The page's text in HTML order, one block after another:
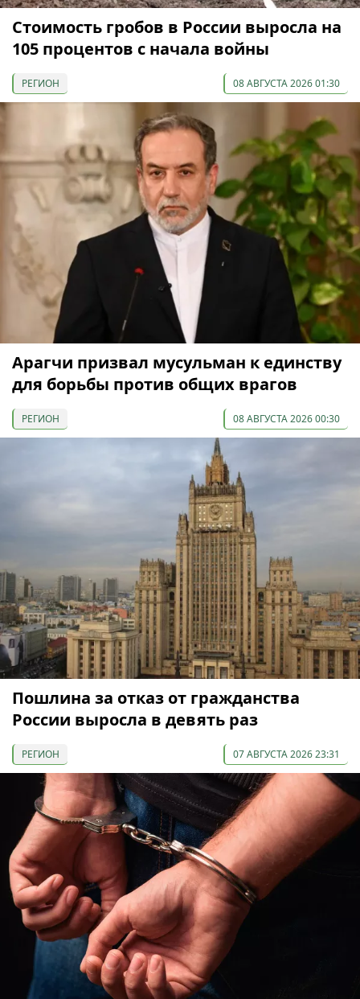
Стоимость гробов в России выросла на
105 процентов с начала войны
РЕГИОН 08 АВГУСТА 2026 01:30
Арагчи призвал мусульман к единству
для борьбы против общих врагов
РЕГИОН 08 АВГУСТА 2026 00:30
Пошлина за отказ от гражданства
России выросла в девять раз
РЕГИОН 07 АВГУСТА 2026 23:31